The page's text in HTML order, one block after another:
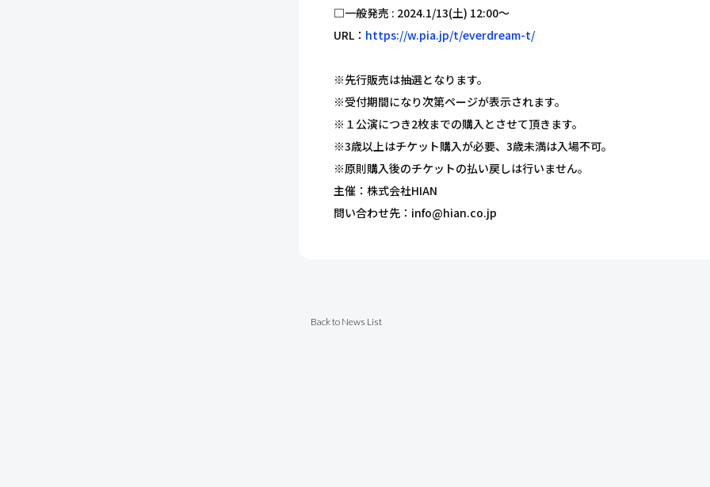
□一般発売 : 2024.1/13(土) 12:00〜
URL： https://w.pia.jp/t/everdream-t/
※先行販売は抽選となります。
※受付期間になり次第ページが表示されます。
※１公演につき2枚までの購入とさせて頂きます。
※3歳以上はチケット購入が必要、3歳未満は入場不可。
※原則購入後のチケットの払い戻しは行いません。
主催：株式会社HIAN
問い合わせ先：info@hian.co.jp
Back to News List